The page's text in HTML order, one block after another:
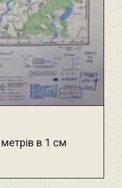
в 1 см